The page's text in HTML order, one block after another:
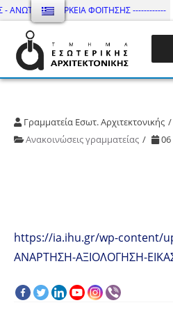
ΑΝΩΤΑΤΗ ΔΙΑΡΚΕΙΑ ΦΟΙΤΗΣΗΣ ------------
Τμήμα Εσωτ.
Γραμματεία Εσωτ. Αρχιτεκτονικής
Ανακοινώσεις γραμματείας
https://ia.ihu.gr/wp-content/
ΑΝΑΡΤΗΣΗ-ΑΞΙΟΛΟΓΗΣΗ-